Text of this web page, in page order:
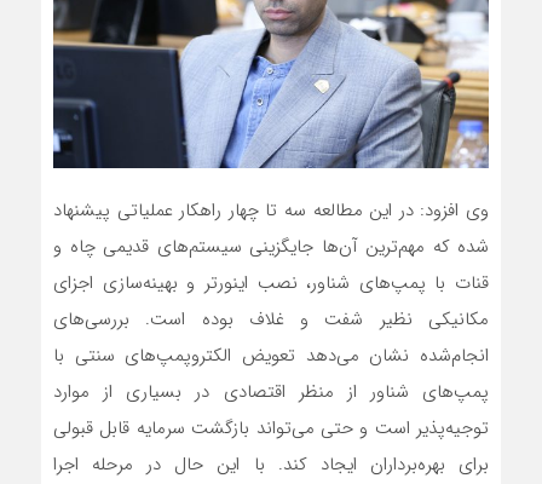
وی افزود: در این مطالعه سه تا چهار راهکار عملیاتی پیشنهاد
شده که مهم‌ترین آن‌ها جایگزینی سیستم‌های قدیمی چاه و
قنات با پمپ‌های شناور، نصب اینورتر و بهینه‌سازی اجزای
مکانیکی نظیر شفت و غلاف بوده است. بررسی‌های
انجام‌شده نشان می‌دهد تعویض الکتروپمپ‌های سنتی با
پمپ‌های شناور از منظر اقتصادی در بسیاری از موارد
توجیه‌پذیر است و حتی می‌تواند بازگشت سرمایه قابل قبولی
برای بهره‌برداران ایجاد کند. با این حال در مرحله اجرا